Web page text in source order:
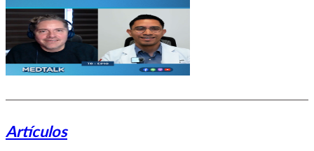
Artículos